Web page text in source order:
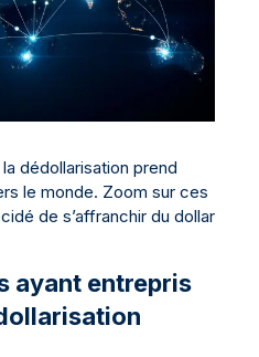
dédollarisation prend
le monde. Zoom sur ces
de s’affranchir du dollar
ayant entrepris